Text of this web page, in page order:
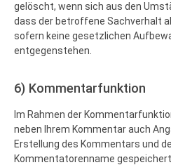
gelöscht, wenn sich aus den
dass der betroffene Sachverhalt
sofern keine gesetzlichen
entgegenstehen.
6) Kommentarfunktion
Im Rahmen der
neben Ihrem Kommentar auch
Erstellung des Kommentars und
Kommentatorenname